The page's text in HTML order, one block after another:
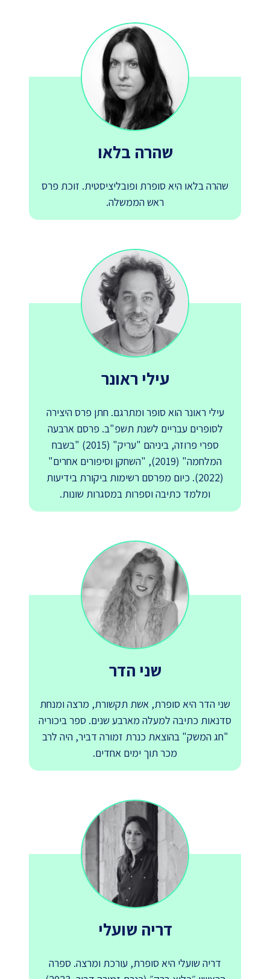
שהרה בלאו
שהרה בלאו היא סופרת ופובליציסטית. זוכת פרס
ראש הממשלה.
עילי ראונר
עילי ראונר הוא סופר ומתרגם. חתן פרס היצירה
לסופרים עבריים לשנת תשפ"ב. פרסם ארבעה
ספרי פרוזה, ביניהם "עריק" (2015) "בשבח
המלחמה" (2019), "השחקן וסיפורים אחרים"
(2022). כיום מפרסם רשימות ביקורת בידיעות
ומלמד כתיבה וספרות במסגרות שונות.
שני הדר
שני הדר היא סופרת, אשת תקשורת, מרצה ומנחת
סדנאות כתיבה למעלה מארבע שנים. ספר ביכוריה
"חג המשק" בהוצאת כנרת זמורה דביר, היה לרב
מכר תוך ימים אחדים.
דריה שועלי
דריה שועלי היא סופרת, עורכת ומרצה. ספרה